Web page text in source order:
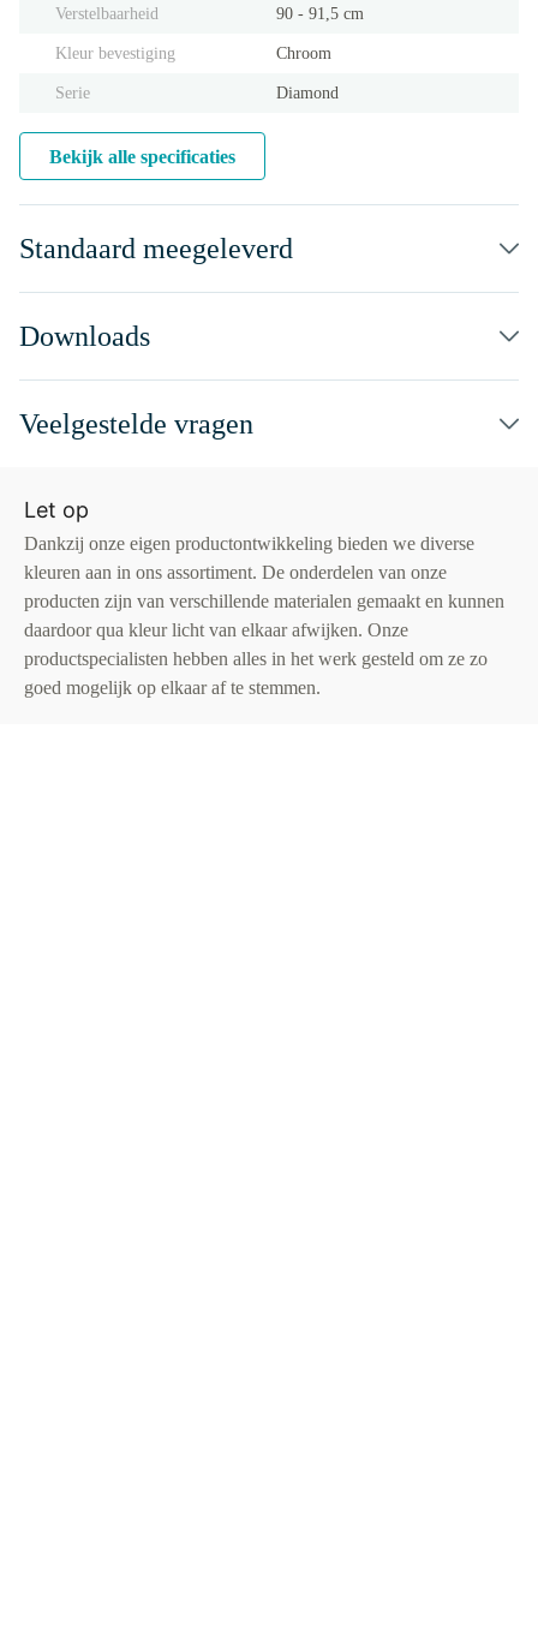
Verstelbaarheid 90 - 91,5 cm
Kleur bevestiging Chroom
Serie Diamond
Bekijk alle specificaties
Standaard meegeleverd
Downloads
Veelgestelde vragen
Let op
Dankzij onze eigen productontwikkeling bieden we diverse
kleuren aan in ons assortiment. De onderdelen van onze
producten zijn van verschillende materialen gemaakt en kunnen
daardoor qua kleur licht van elkaar afwijken. Onze
productspecialisten hebben alles in het werk gesteld om ze zo
goed mogelijk op elkaar af te stemmen.